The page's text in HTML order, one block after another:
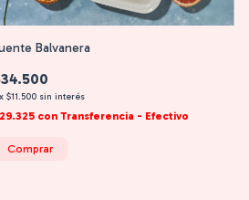
Balvanera
x $11.500 sin interés
con Transferencia - Efectivo
Comprar